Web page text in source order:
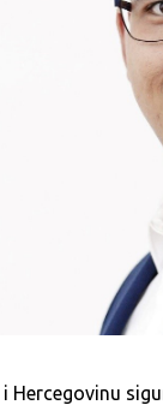
Hercegovinu